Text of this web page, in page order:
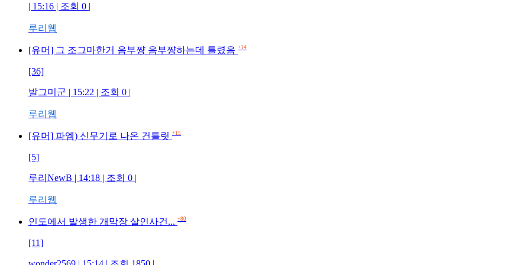
| 15:16 | 조회 0 |
루리웹
[유머] 그 조그마한거 음부쨩 음부쨩하는데 틀렸음 +14
[36]
발그미군 | 15:22 | 조회 0 |
루리웹
[유머] 파엠) 신무기로 나온 건틀릿 +15
[5]
루리NewB | 14:18 | 조회 0 |
루리웹
인도에서 발생한 개막장 살인사건... +80
[11]